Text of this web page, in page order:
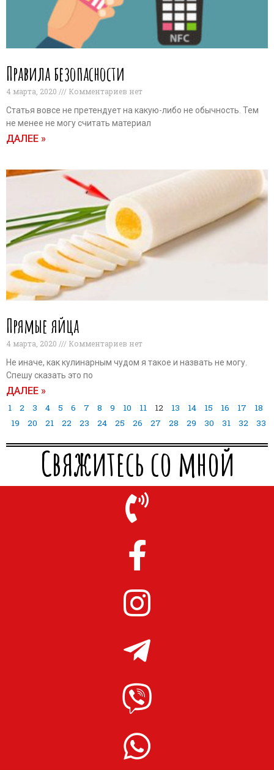
Правила безопасности
4 марта, 2020
Комментариев нет
Статья вовсе не претендует на какую-либо не обычность. Тем
не менее не могу считать материал
ДАЛЕЕ »
Прямые яйца
4 марта, 2020
Комментариев нет
Не иначе, как кулинарным чудом я такое и назвать не могу.
Спешу сказать это по
ДАЛЕЕ »
1 2 3 4 5 6 7 8 9 10 11 12 13 14 15 16 17
18
19
20 21 22 23 24 25 26 27 28 29 30 31 32 33
Свяжитесь со мной